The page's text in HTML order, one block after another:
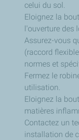
celui du sol.
Eloignez la
l'ouverture des
Assurez-vous
(raccord
normes et
Fermez le
utilisation.
Eloignez la
matières
Contactez un
installation de